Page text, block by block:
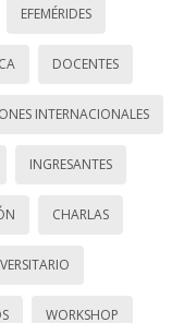
EFEMÉRIDES
DOCENTES
INTERNACIONALES
INGRESANTES
CHARLAS
WORKSHOP